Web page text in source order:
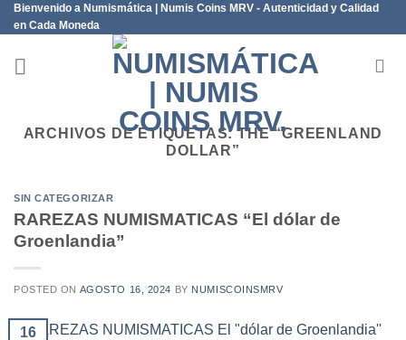
Saltar
al
contenido
Bienvenido a Numismática | Numis Coins MRV - Autenticidad y Calidad
en Cada Moneda
ARCHIVOS DE ETIQUETAS:THE “GREENLAND
DOLLAR”
SIN CATEGORIZAR
RAREZAS NUMISMATICAS “El dólar de
Groenlandia”
POSTED ON AGOSTO 16, 2024 BY NUMISCOINSMRV
16